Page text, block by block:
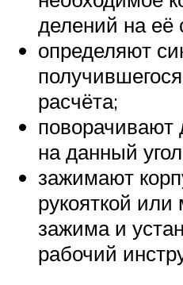
делений на её
определяют
расчёта;
поворачивают
на данный
зажимают
рукояткой
зажима и
рабочий